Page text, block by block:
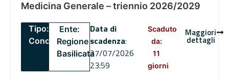
Medicina Generale – triennio 2026/2029
Tipo:
Concorsi
Ente:
Regione
Basilicata
Data di
scadenza:
27/07/2026
23:59
Scaduto
da:
11
giorni
Maggiori
dettagli